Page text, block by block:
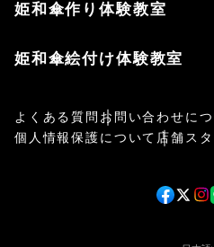
姫和傘作り体験教室
姫和傘絵付け体験教室
よくある質問 お問い合わせに
個人情報保護について 店舗ス